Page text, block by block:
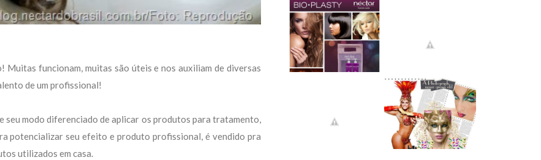
Muitas funcionam, muitas são úteis e nos auxiliam de diversas
de um profissional!
seu modo diferenciado de aplicar os produtos para tratamento,
potencializar seu efeito e produto profissional, é vendido pra
utilizados em casa.